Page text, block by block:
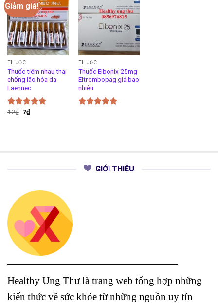
Giảm giá!
THUỐC
Thuốc tiêm nhau thai
chống lão hóa da
Laennec
Được xếp
12₫ 7₫
THUỐC
Thuốc Elbonix 25mg
Eltrombopag giá bao
nhiêu
GIỚI THIỆU
Healthy Ung Thư là trang web tổng hợp những
kiến thức về sức khỏe từ những nguồn uy tín